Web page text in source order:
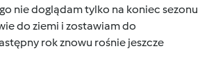
nie doglądam tylko na koniec sezonu
do ziemi i zostawiam do
rok znowu rośnie jeszcze